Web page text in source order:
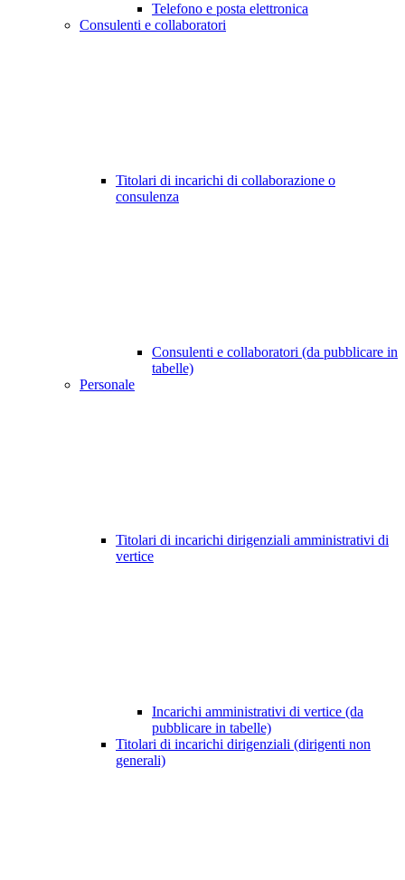
Telefono e posta elettronica
Consulenti e collaboratori
Titolari di incarichi di collaborazione o
consulenza
Consulenti e collaboratori (da pubblicare in
tabelle)
Personale
Titolari di incarichi dirigenziali amministrativi di
vertice
Incarichi amministrativi di vertice (da
pubblicare in tabelle)
Titolari di incarichi dirigenziali (dirigenti non
generali)